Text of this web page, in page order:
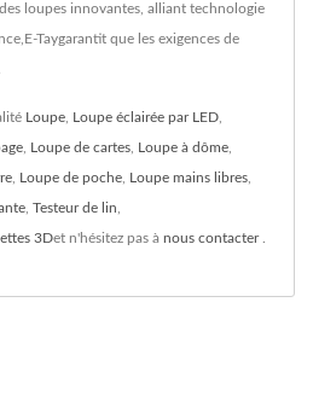
loupes innovantes, alliant technologie
Taygarantit que les exigences de
Loupe, Loupe éclairée par LED,
, Loupe de cartes, Loupe à dôme,
, Loupe de poche, Loupe mains libres,
, Testeur de lin,
3Det n'hésitez pas à nous contacter.